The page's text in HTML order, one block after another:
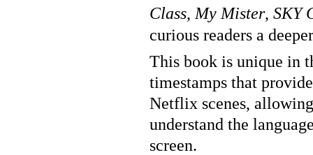
Class, My Mister, SKY
curious readers a
This book is unique in
timestamps that
Netflix scenes,
understand the
screen.